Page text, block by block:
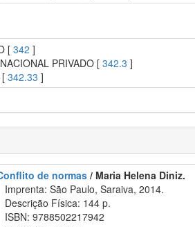
[342 ]
PRIVADO [342.3 ]
[342.33 ]
de normas / Maria Helena Diniz.
Imprenta: São Paulo, Saraiva, 2014.
Descrição Física: 144 p.
ISBN: 9788502217942